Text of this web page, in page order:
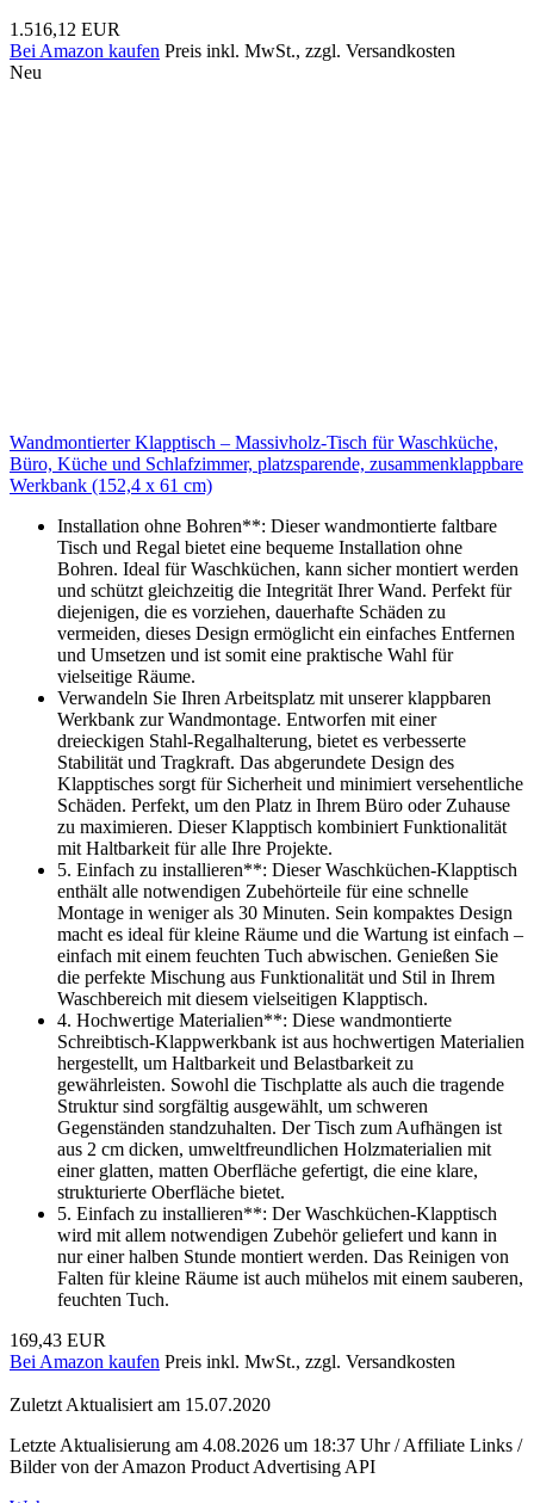
1.516,12 EUR
Bei Amazon kaufen Preis inkl. MwSt., zzgl. Versandkosten
Neu
Wandmontierter Klapptisch – Massivholz-Tisch für Waschküche,
Büro, Küche und Schlafzimmer, platzsparende, zusammenklappbare
Werkbank (152,4 x 61 cm)
Installation ohne Bohren**: Dieser wandmontierte faltbare
Tisch und Regal bietet eine bequeme Installation ohne
Bohren. Ideal für Waschküchen, kann sicher montiert werden
und schützt gleichzeitig die Integrität Ihrer Wand. Perfekt für
diejenigen, die es vorziehen, dauerhafte Schäden zu
vermeiden, dieses Design ermöglicht ein einfaches Entfernen
und Umsetzen und ist somit eine praktische Wahl für
vielseitige Räume.
Verwandeln Sie Ihren Arbeitsplatz mit unserer klappbaren
Werkbank zur Wandmontage. Entworfen mit einer
dreieckigen Stahl-Regalhalterung, bietet es verbesserte
Stabilität und Tragkraft. Das abgerundete Design des
Klapptisches sorgt für Sicherheit und minimiert versehentliche
Schäden. Perfekt, um den Platz in Ihrem Büro oder Zuhause
zu maximieren. Dieser Klapptisch kombiniert Funktionalität
mit Haltbarkeit für alle Ihre Projekte.
5. Einfach zu installieren**: Dieser Waschküchen-Klapptisch
enthält alle notwendigen Zubehörteile für eine schnelle
Montage in weniger als 30 Minuten. Sein kompaktes Design
macht es ideal für kleine Räume und die Wartung ist einfach –
einfach mit einem feuchten Tuch abwischen. Genießen Sie
die perfekte Mischung aus Funktionalität und Stil in Ihrem
Waschbereich mit diesem vielseitigen Klapptisch.
4. Hochwertige Materialien**: Diese wandmontierte
Schreibtisch-Klappwerkbank ist aus hochwertigen Materialien
hergestellt, um Haltbarkeit und Belastbarkeit zu
gewährleisten. Sowohl die Tischplatte als auch die tragende
Struktur sind sorgfältig ausgewählt, um schweren
Gegenständen standzuhalten. Der Tisch zum Aufhängen ist
aus 2 cm dicken, umweltfreundlichen Holzmaterialien mit
einer glatten, matten Oberfläche gefertigt, die eine klare,
strukturierte Oberfläche bietet.
5. Einfach zu installieren**: Der Waschküchen-Klapptisch
wird mit allem notwendigen Zubehör geliefert und kann in
nur einer halben Stunde montiert werden. Das Reinigen von
Falten für kleine Räume ist auch mühelos mit einem sauberen,
feuchten Tuch.
169,43 EUR
Bei Amazon kaufen Preis inkl. MwSt., zzgl. Versandkosten
Zuletzt Aktualisiert am 15.07.2020
Letzte Aktualisierung am 4.08.2026 um 18:37 Uhr / Affiliate Links /
Bilder von der Amazon Product Advertising API